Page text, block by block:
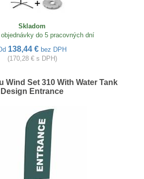
Skladom
do 5 pracovných dní
138,44 € bez DPH
(170,28 € s DPH)
Wind Set 310 With Water Tank
Design Entrance